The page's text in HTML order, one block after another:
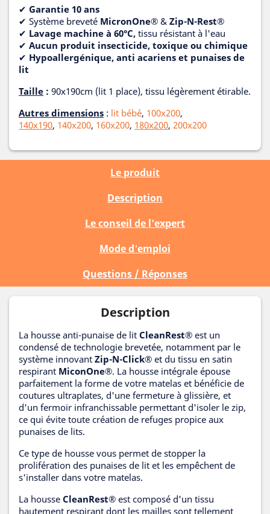
✔ Garantie 10 ans
✔ Système breveté MicronOne® & Zip-N-Rest®
✔ Lavage machine à 60°C, tissu résistant à l'eau
✔ Aucun produit insecticide, toxique ou chimique
✔ Hypoallergénique, anti acariens et punaises de
lit
Taille : 90x190cm (lit 1 place), tissu légèrement étirable.
Autres dimensions : lit bébé, 100x200,
140x190, 140x200, 160x200, 180x200, 200x200
Le produit
Description
Le conseil de l'expert
Mode d'emploi
Questions / Réponses
Description
La housse anti-punaise de lit CleanRest® est un
condensé de technologie brevetée, notamment par le
système innovant Zip-N-Click® et du tissu en satin
respirant MiconOne®. La housse intégrale épouse
parfaitement la forme de votre matelas et bénéficie de
coutures ultraplates, d'une fermeture à glissière, et
d'un fermoir infranchissable permettant d'isoler le zip,
ce qui évite toute création de refuges propice aux
punaises de lits.
Ce type de housse vous permet de stopper la
prolifération des punaises de lit et les empêchent de
s'installer dans votre matelas.
La housse CleanRest® est composé d'un tissu
hautement respirant dont les mailles sont tellement